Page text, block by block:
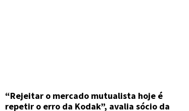
“Rejeitar o mercado mutualista hoje é
repetir o erro da Kodak”, avalia sócio da